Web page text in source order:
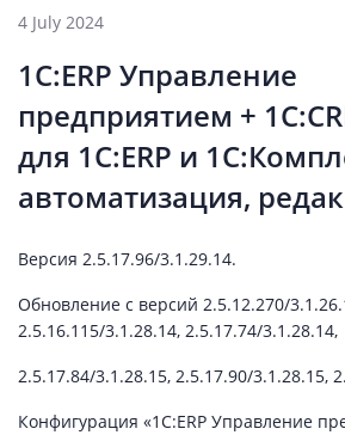
4 July 2024
1С:ERP Управление
предприятием +
для 1С:ERP и
автоматизация,
Версия 2.5.17.96/3.1.29.14.
Обновление с версий 2.5.12.270/
2.5.16.115/3.1.28.14, 2.5.17.74/3.1.28.14,
2.5.17.84/3.1.28.15, 2.5.17.90/3.1.28.15,
Конфигурация «1С:ERP Управление